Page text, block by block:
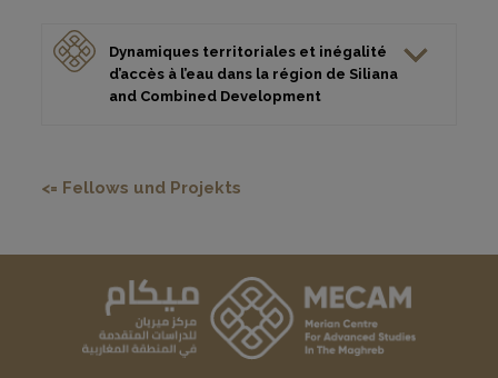
Dynamiques territoriales et inégalité
d’accès à l’eau dans la région de Siliana
and Combined Development
<= Fellows und Projekts